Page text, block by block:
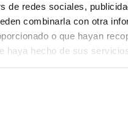
de redes sociales,
combinarla con otra
o que hayan
haya hecho de sus
404